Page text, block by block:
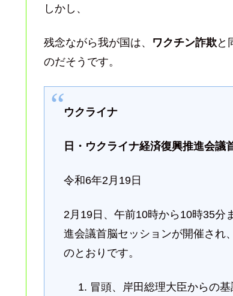
しかし、
残念ながら我が国は、 ワクチン詐欺と
のだそうです。
ウクライナ
日・ウクライナ経済復興推進会議
令和6年2月19日
2月19日、午前10時から10時35分
進会議首脳セッションが開催され
のとおりです。
冒頭、岸田総理大臣からの